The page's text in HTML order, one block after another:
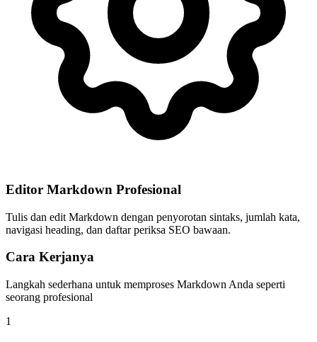
Editor Markdown Profesional
Tulis dan edit Markdown dengan penyorotan sintaks, jumlah kata,
navigasi heading, dan daftar periksa SEO bawaan.
Cara Kerjanya
Langkah sederhana untuk memproses Markdown Anda seperti
seorang profesional
1